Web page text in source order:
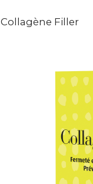
Collagène Filler